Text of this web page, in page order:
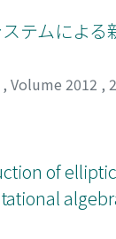
テムによ
, Volume 2012 ,
of